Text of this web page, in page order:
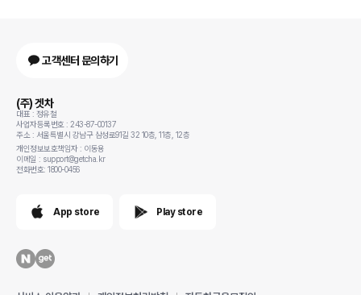
고객센터 문의하기
(주) 겟차
대표 : 정유철
사업자등록번호 : 243-87-00137
주소 : 서울특별시 강남구 삼성로91길 32 10층, 11층, 12층
개인정보보호책임자 : 이동용
이메일 : support@getcha.kr
전화번호: 1800-0456
App store Play store